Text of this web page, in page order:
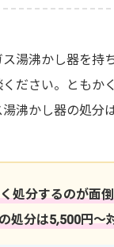
湯沸かし器を持
ださい。ともか
沸かし器の処分
処分するのが面
処分は5,500円〜